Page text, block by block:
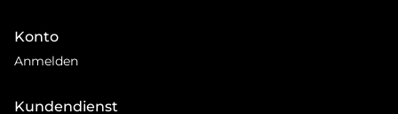
Konto
Anmelden
Kundendienst